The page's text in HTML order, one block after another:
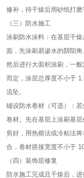
修补，待干燥后用砂纸打磨
（三）防水施工​
涂刷防水涂料：在基层干
面，先涂刷易渗水的阴阳
然后进行大面积涂刷，一
而定，涂层总厚度不小于
流坠。​
铺设防水卷材（可选）：
卷材。先在基层上涂刷基
剪好，用热熔法或冷粘法
合，卷材搭接宽度不小于
（四）装饰层修复​
防水施工完成且干燥后，